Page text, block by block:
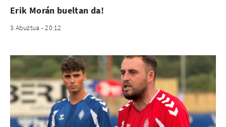
Erik Morán bueltan da!
3 Abuztua - 20:12